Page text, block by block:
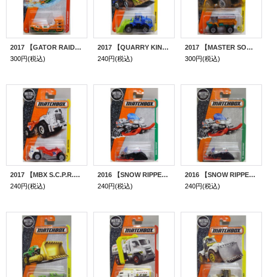
2017 【GATOR RAIDER】 ORANGE-GREEN
300円(税込)
2017 【QUARRY KING】 BLUE-LT.GREEN
240円(税込)
2017 【MASTER SOWER】 GRAY-ORANGE-GREEN
300円(税込)
2017 【MBX S.C.P.R.X.】 WHITE-RED
240円(税込)
2016 【SNOW RIPPER】 SILVER-BLACK-RED (2017カード）
240円(税込)
2016 【SNOW RIPPER】 SILVER-BLACK-RED
240円(税込)